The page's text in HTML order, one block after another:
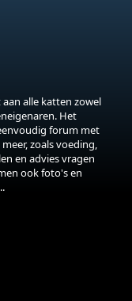
alle katten zowel
Het
forum met
zoals voeding,
en advies vragen
ook foto's en